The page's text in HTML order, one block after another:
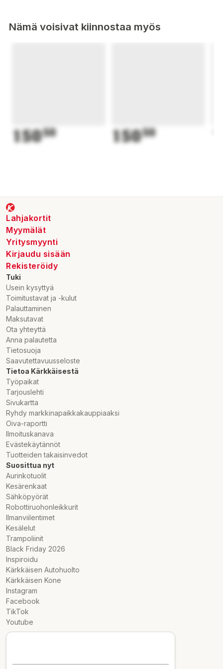
Nämä voisivat kiinnostaa myös
15050 15050
Lahjakortit
Myymälät
Yritysmyynti
Kirjaudu sisään
Rekisteröidy
Tuki
Usein kysyttyä
Toimitustavat ja -kulut
Palauttaminen
Maksutavat
Ota yhteyttä
Anna palautetta
Tietosuoja
Saavutettavuusseloste
Tietoa Kärkkäisestä
Työpaikat
Tarjouslehti
Sivukartta
Ryhdy markkinapaikkakauppiaaksi
Oiva-raportti
Ilmoituskanava
Evästekäytännöt
Tuotteiden takaisinvedot
Suosittua nyt
Aurinkotuolit
Kesärenkaat
Sähköpyörät
Robottiruohonleikkurit
Ilmanviilentimet
Kesälelut
Trampoliinit
Black Friday 2026
Inspiroidu
Kärkkäisen Autohuolto
Kärkkäisen Kone
Instagram
Facebook
TikTok
Youtube